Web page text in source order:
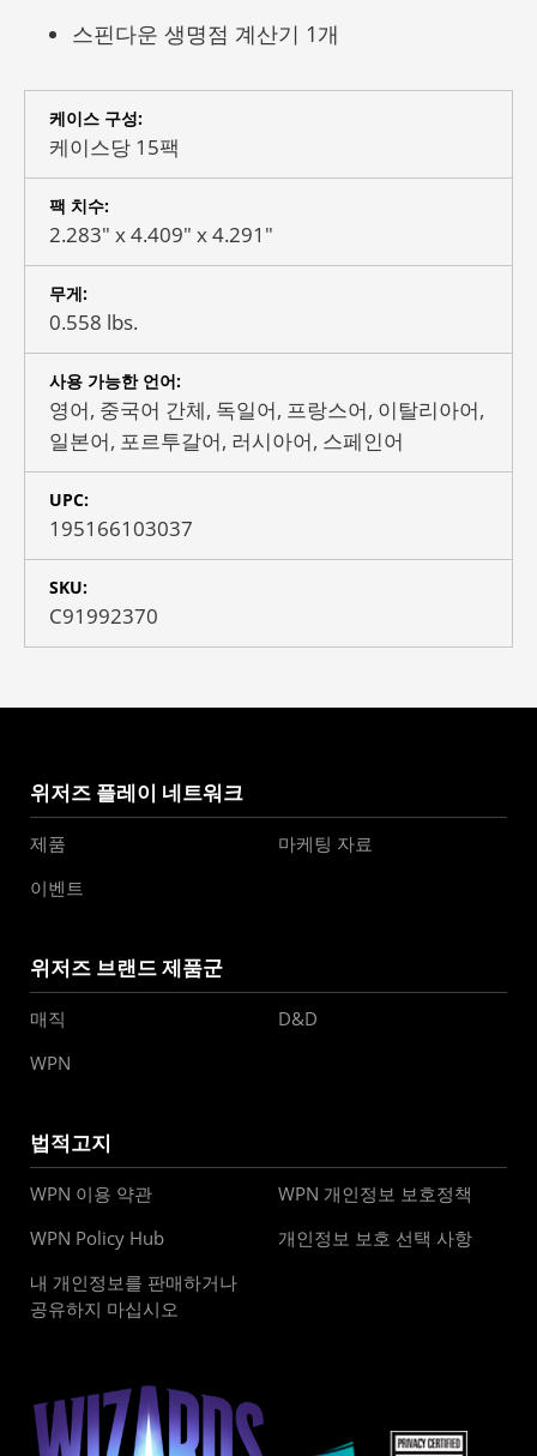
스핀다운 생명점 계산기 1개
케이스 구성:
케이스당 15팩
팩 치수:
2.283" x 4.409" x 4.291"
무게:
0.558 lbs.
사용 가능한 언어:
영어, 중국어 간체, 독일어, 프랑스어, 이탈리아어,
일본어, 포르투갈어, 러시아어, 스페인어
UPC:
195166103037
SKU:
C91992370
위저즈 플레이 네트워크
제품
마케팅 자료
이벤트
위저즈 브랜드 제품군
매직
D&D
WPN
법적고지
WPN 이용 약관
WPN 개인정보 보호정책
WPN Policy Hub
개인정보 보호 선택 사항
내 개인정보를 판매하거나
공유하지 마십시오